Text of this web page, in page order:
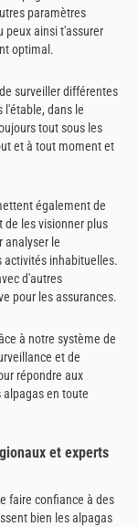
paramètres
peux ainsi t'assurer
optimal.
surveiller différentes
l'étable, dans le
tout sous les
et à tout moment et
également de
de les visionner plus
analyser le
activités inhabituelles.
d'autres
pour les assurances.
à notre système de
et de
répondre aux
en toute
et experts
faire confiance à des
bien les alpagas